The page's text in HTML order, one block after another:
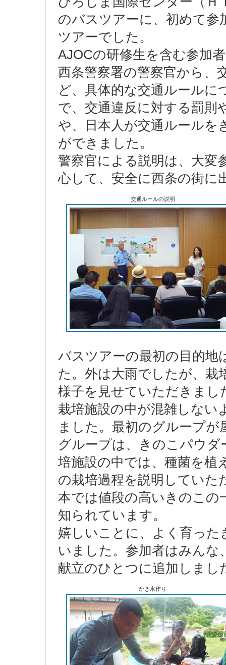
のバスツアーに、初めて
ツアーでした。
AJOCの研修生を含む参加
西条警察署の警察官から、
ど、具体的な交通ルール
で、交通違反に対する罰則
や、日本人が交通ルール
ができました。
警察官による説明は、大変
心して、安全に西条の街に
交通ルールの説明
バスツアーの最初の目的地
た。外は大雨でしたが、栽
様子を見せていただきまし
栽培施設の中が混雑しない
ました。最初のグループ
グループは、きのこパウ
培施設の中では、種菌を植
の栽培過程を説明していた
本では値段の高いきのこ
知られています。
嬉しいことに、よく育っ
いました。参加者はみん
献立のひとつに追加しまし
かき氷作り